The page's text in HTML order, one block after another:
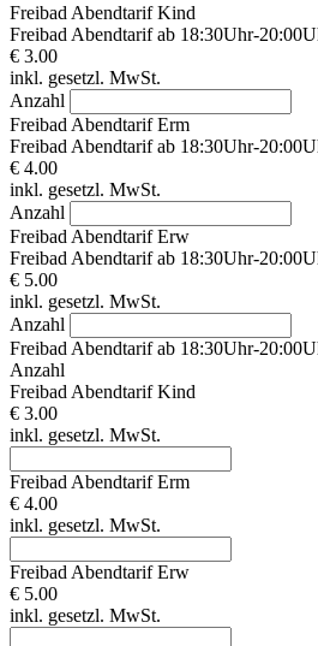
Freibad Abendtarif Kind
Freibad Abendtarif ab 18:30Uhr-
€ 3.00
inkl. gesetzl. MwSt.
Anzahl
Freibad Abendtarif Erm
Freibad Abendtarif ab 18:30Uhr-
€ 4.00
inkl. gesetzl. MwSt.
Anzahl
Freibad Abendtarif Erw
Freibad Abendtarif ab 18:30Uhr-
€ 5.00
inkl. gesetzl. MwSt.
Anzahl
Freibad Abendtarif ab 18:30Uhr-
Anzahl
Freibad Abendtarif Kind
€ 3.00
inkl. gesetzl. MwSt.
Freibad Abendtarif Erm
€ 4.00
inkl. gesetzl. MwSt.
Freibad Abendtarif Erw
€ 5.00
inkl. gesetzl. MwSt.